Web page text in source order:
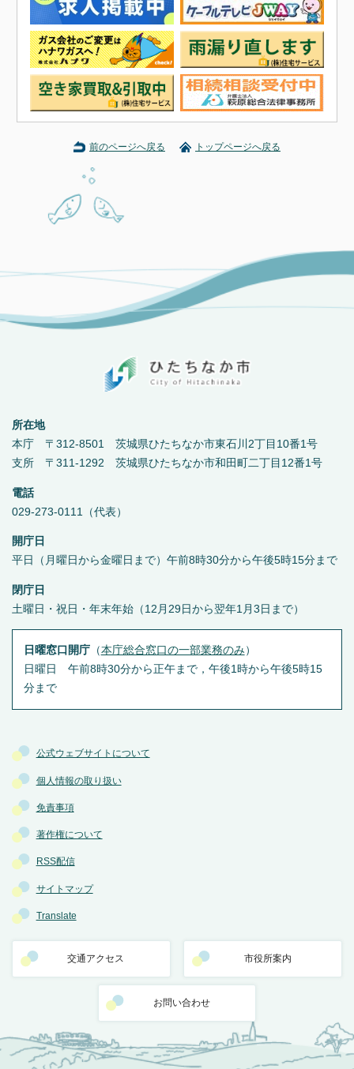
前のページへ戻る トップページへ戻る
公式ウェブサイトについて
個人情報の取り扱い
免責事項
著作権について
RSS配信
サイトマップ
Translate
交通アクセス 市役所案内
お問い合わせ
所在地
本庁 〒312-8501 茨城県ひたちなか市東石川2丁目10番1号
支所 〒311-1292 茨城県ひたちなか市和田町二丁目12番1号
電話
029-273-0111（代表）
開庁日
平日（月曜日から金曜日まで）午前8時30分から午後5時15分まで
閉庁日
土曜日・祝日・年末年始（12月29日から翌年1月3日まで）
日曜窓口開庁（本庁総合窓口の一部業務のみ ）
日曜日 午前8時30分から正午まで，午後1時から午後5時15
分まで